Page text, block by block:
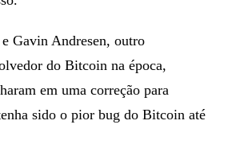
Gavin Andresen, outro
do Bitcoin na época,
em uma correção para
sido o pior bug do Bitcoin até